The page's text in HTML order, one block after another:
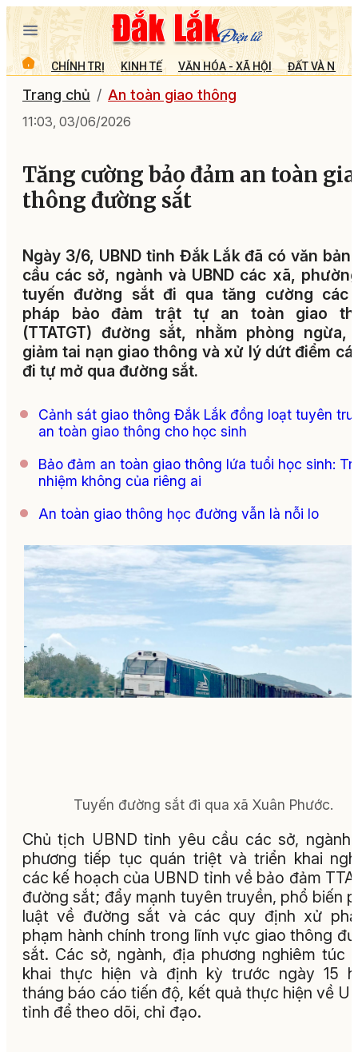
CHÍNH TRỊ KINH TẾ VĂN HÓA - XÃ HỘI ĐẤT VÀ
Trang chủ An toàn giao thông
11:03, 03/06/2026
Tăng cường bảo đảm an toàn
thông đường sắt
Ngày 3/6, UBND tỉnh Đắk Lắk đã có văn bản
cầu các sở, ngành và UBND các xã,
tuyến đường sắt đi qua tăng cường các
pháp bảo đảm trật tự an toàn giao
(TTATGT) đường sắt, nhằm phòng ngừa,
giảm tai nạn giao thông và xử lý dứt điểm
đi tự mở qua đường sắt.
Cảnh sát giao thông Đắk Lắk đồng loạt tuyên
an toàn giao thông cho học sinh
Bảo đảm an toàn giao thông lứa tuổi học sinh:
nhiệm không của riêng ai
An toàn giao thông học đường vẫn là nỗi lo
Tuyến đường sắt đi qua xã Xuân Phước.
Chủ tịch UBND tỉnh yêu cầu các sở,
phương tiếp tục quán triệt và triển khai
các kế hoạch của UBND tỉnh về bảo đảm
đường sắt; đẩy mạnh tuyên truyền, phổ biến
luật về đường sắt và các quy định xử
phạm hành chính trong lĩnh vực giao thông
sắt. Các sở, ngành, địa phương nghiêm túc
khai thực hiện và định kỳ trước ngày 15
tháng báo cáo tiến độ, kết quả thực hiện về
tỉnh để theo dõi, chỉ đạo.